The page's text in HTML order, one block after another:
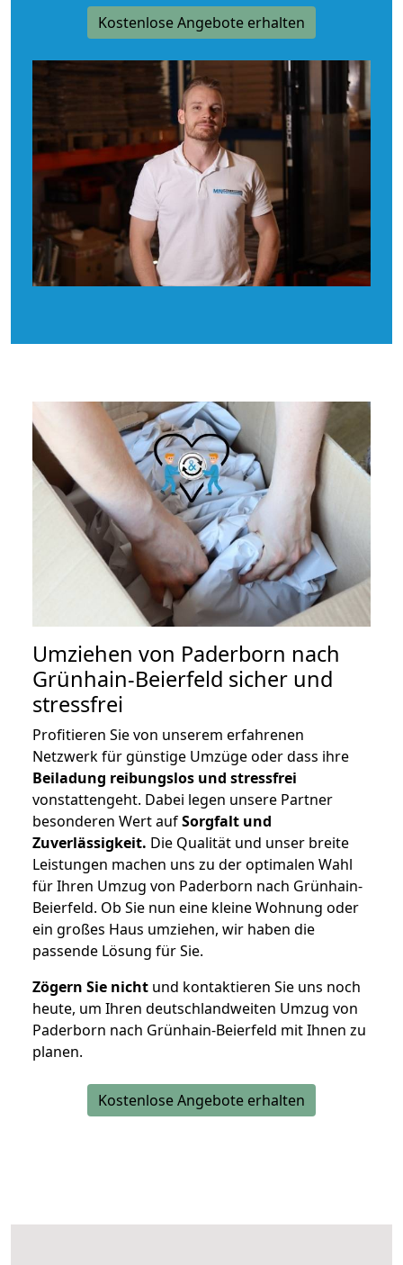
Kostenlose Angebote erhalten
Umziehen von Paderborn nach
Grünhain-Beierfeld sicher und
stressfrei
Profitieren Sie von unserem erfahrenen
Netzwerk für günstige Umzüge oder dass ihre
Beiladung reibungslos und stressfrei
vonstattengeht. Dabei legen unsere Partner
besonderen Wert aufSorgfalt und
Zuverlässigkeit. Die Qualität und unser breite
Leistungen machen uns zu der optimalen Wahl
für Ihren Umzug von Paderborn nach Grünhain-
Beierfeld. Ob Sie nun eine kleine Wohnung oder
ein großes Haus umziehen, wir haben die
passende Lösung für Sie.
Zögern Sie nicht und kontaktieren Sie uns noch
heute, um Ihren deutschlandweiten Umzug von
Paderborn nach Grünhain-Beierfeld mit Ihnen zu
planen.
Kostenlose Angebote erhalten